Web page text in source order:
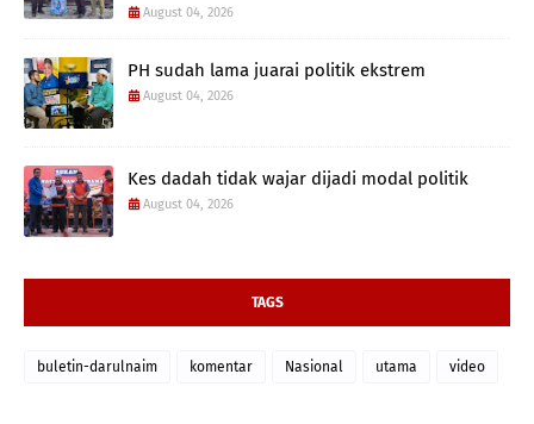
August 04, 2026
PH sudah lama juarai politik ekstrem
August 04, 2026
Kes dadah tidak wajar dijadi modal politik
August 04, 2026
TAGS
buletin-darulnaim komentar Nasional utama video